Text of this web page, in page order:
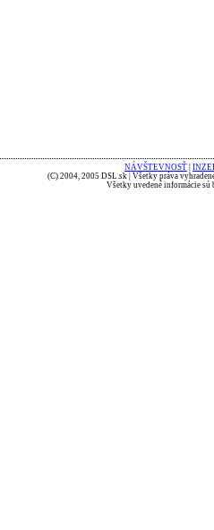
NÁVŠTEVNOSŤ
(C) 2004, 2005 DSL.sk | Všetky práva
Všetky uvedené informácie sú